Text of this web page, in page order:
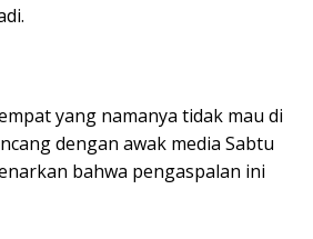
yang namanya tidak mau di
dengan awak media Sabtu
bahwa pengaspalan ini